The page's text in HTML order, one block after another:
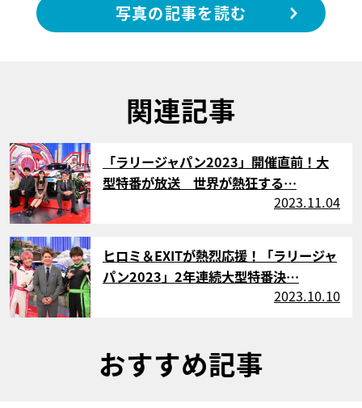
写真の記事を読む
関連記事
サムネイル
「ラリージャパン2023」開催直前！大
型特番が放送 世界が熱狂する…
2023.11.04
サムネイル
ヒロミ＆EXITが熱烈応援！「ラリージャ
パン2023」2年連続大型特番決…
2023.10.10
おすすめ記事